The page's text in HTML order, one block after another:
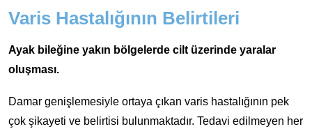
Varis Hastalığının Belirtileri
Ayak bileğine yakın bölgelerde cilt üzerinde yaralar
oluşması.
Damar genişlemesiyle ortaya çıkan varis hastalığının pek
çok şikayeti ve belirtisi bulunmaktadır. Tedavi edilmeyen her